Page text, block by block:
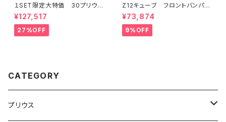
１SET限定大特価 30プリウス
後期 3点KIT フロント/サイ
ド/リアフラップスポイラー FR
P ミネルバVer.GT
¥127,517
27%OFF
Z12キューブ フロントバンパ
ー Ver,euro
¥73,874
9%OFF
CATEGORY
プリウス